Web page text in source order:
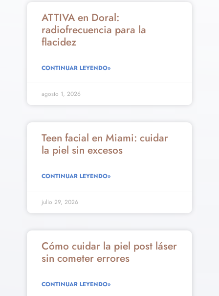
ATTIVA en Doral:
radiofrecuencia para la
flacidez
CONTINUAR LEYENDO»
agosto 1, 2026
Teen facial en Miami: cuidar
la piel sin excesos
CONTINUAR LEYENDO»
julio 29, 2026
Cómo cuidar la piel post láser
sin cometer errores
CONTINUAR LEYENDO»